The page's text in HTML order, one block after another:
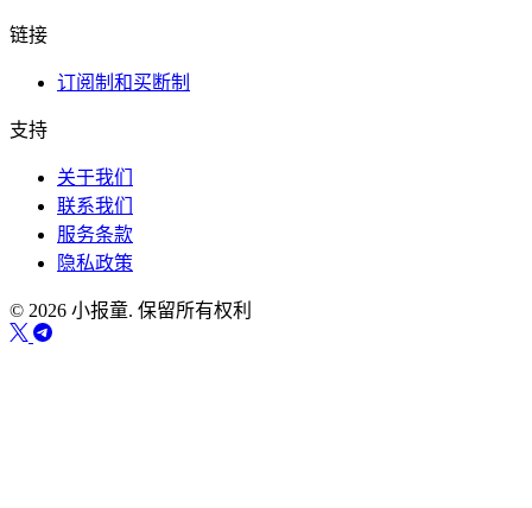
链接
订阅制和买断制
支持
关于我们
联系我们
服务条款
隐私政策
© 2026 小报童. 保留所有权利